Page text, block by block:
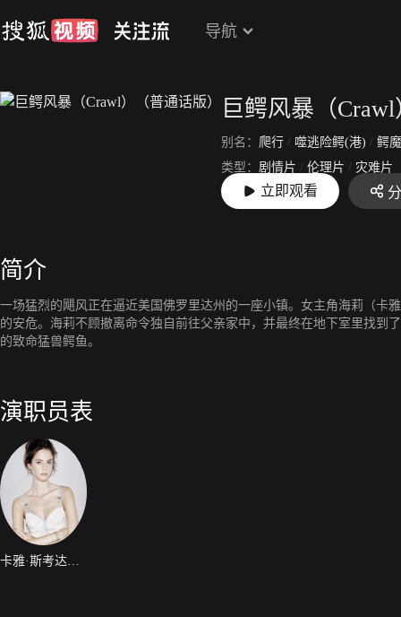
导航
巨鳄风暴（
别名： 爬行 / 噬逃险鳄(港) / 鳄
类型： 剧情片 / 伦理片 / 灾难片
上映： 2019-09-12
立即观看
简介
一场猛烈的飓风正在逼近美国佛罗里达州的一座小镇。女主角海莉（卡
的安危。海莉不顾撤离命令独自前往父亲家中，并最终在地下室里找到
的致命猛兽鳄鱼。
演职员表